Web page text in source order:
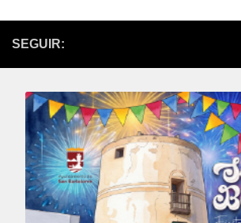
SEGUIR: